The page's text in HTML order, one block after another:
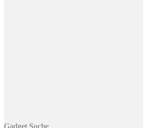
Gadget Suche